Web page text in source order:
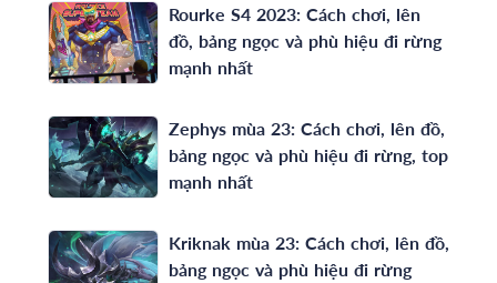
Rourke S4 2023: Cách chơi, lên
đồ, bảng ngọc và phù hiệu đi rừng
mạnh nhất
Zephys mùa 23: Cách chơi, lên đồ,
bảng ngọc và phù hiệu đi rừng, top
mạnh nhất
Kriknak mùa 23: Cách chơi, lên đồ,
bảng ngọc và phù hiệu đi rừng